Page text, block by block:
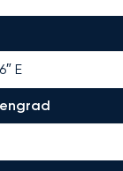
E